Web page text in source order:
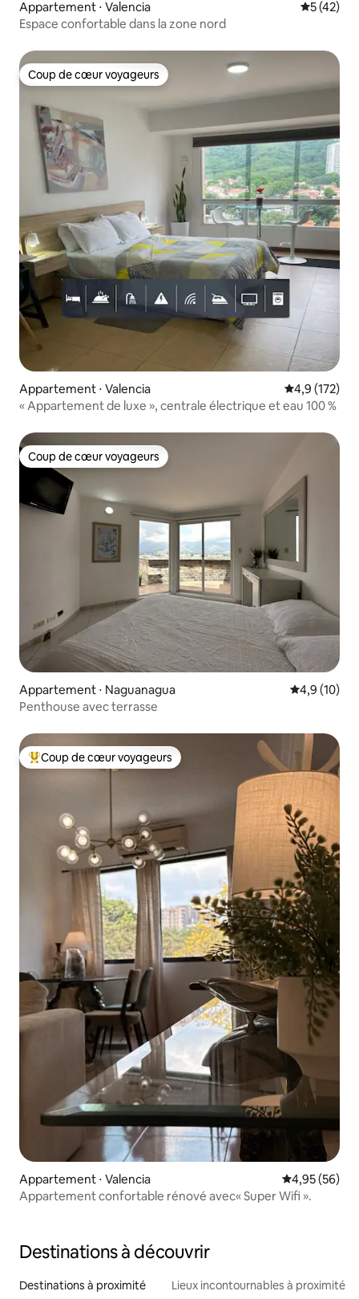
Appartement ⋅ Valencia
5 (42)
Espace confortable dans la zone nord
Coup de cœur voyageurs
Coup de cœur voyageurs
Appartement ⋅ Valencia Évaluation
4,9 (172)
« Appartement de luxe », centrale électrique et eau 100 %
Coup de cœur voyageurs
Coup de cœur voyageurs
Appartement ⋅ Naguanagua Évaluation
4,9 (10)
Penthouse avec terrasse
Coups de cœur voyageurs les plus appréciés
Coup de cœur voyageurs
Appartement ⋅ Valencia Évaluation
4,95 (56)
Appartement confortable rénové avec« Super Wifi ».
Destinations à découvrir
Destinations à proximité Lieux incontournables à proximité